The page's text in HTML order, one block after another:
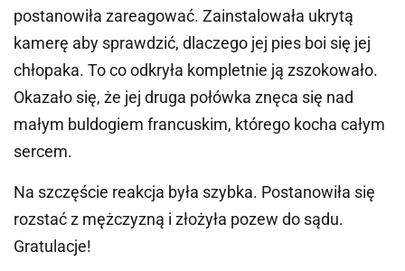
postanowiła zareagować. Zainstalowała ukrytą
kamerę aby sprawdzić, dlaczego jej pies boi się jej
chłopaka. To co odkryła kompletnie ją zszokowało.
Okazało się, że jej druga połówka znęca się nad
małym buldogiem francuskim, którego kocha całym
sercem.
Na szczęście reakcja była szybka. Postanowiła się
rozstać z mężczyzną i złożyła pozew do sądu.
Gratulacje!